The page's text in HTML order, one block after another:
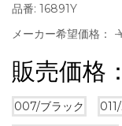
品番: 16891Y
メーカー希望価格：
販売価格
007/ブラック